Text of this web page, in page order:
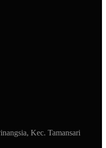
Kec. Tamansari